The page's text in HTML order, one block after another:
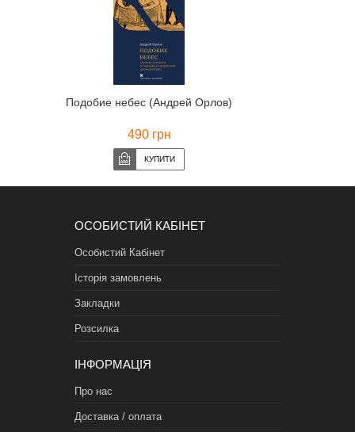
Подобие небес (Андрей Орлов)
490 грн
ОСОБИСТИЙ КАБІНЕТ
Особистий Кабінет
Історія замовлень
Закладки
Розсилка
ІНФОРМАЦІЯ
Про нас
Доставка / оплата